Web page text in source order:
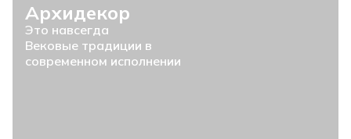
Архидекор
Это навсегда
Вековые традиции в
современном исполнении